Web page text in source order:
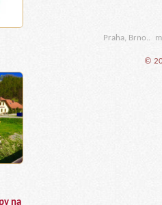
na
Praha, Brno..
©